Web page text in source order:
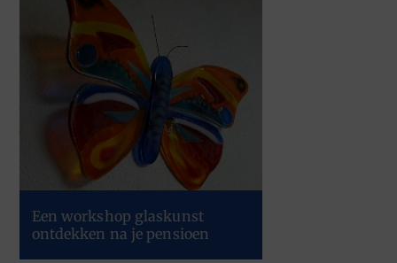
Een workshop glaskunst
ontdekken na je pensioen